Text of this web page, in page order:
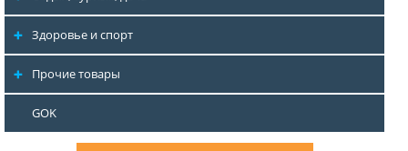
Здоровье и спорт
Прочие товары
GOK